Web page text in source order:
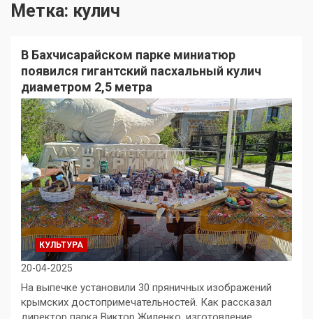
Метка: кулич
В Бахчисарайском парке миниатюр
появился гигантский пасхальный кулич
диаметром 2,5 метра
КУЛЬТУРА
20-04-2025
На выпечке установили 30 пряничных изображений
крымских достопримечательностей. Как рассказал